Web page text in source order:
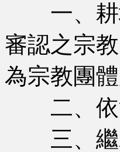
一、耕
審認之宗
為宗教團
二、依
三、繼